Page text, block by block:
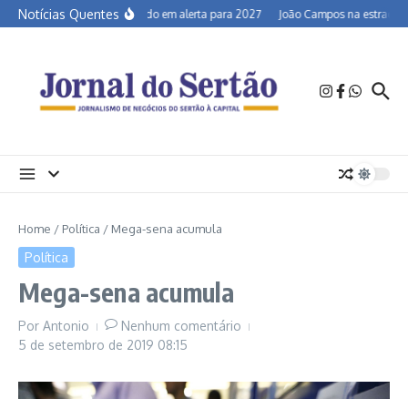
Ir para o conteúdo
Notícias QuentesSemiárido em alerta para 2027 João Campos na estrada
Home / Política / Mega-sena acumula
Política
Mega-sena acumula
Por Antonio
Nenhum comentário
5 de setembro de 2019 08:15